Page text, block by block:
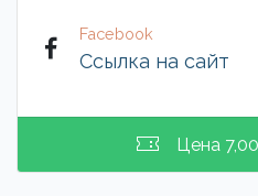
Facebook
Ссылка на сайт
Цена